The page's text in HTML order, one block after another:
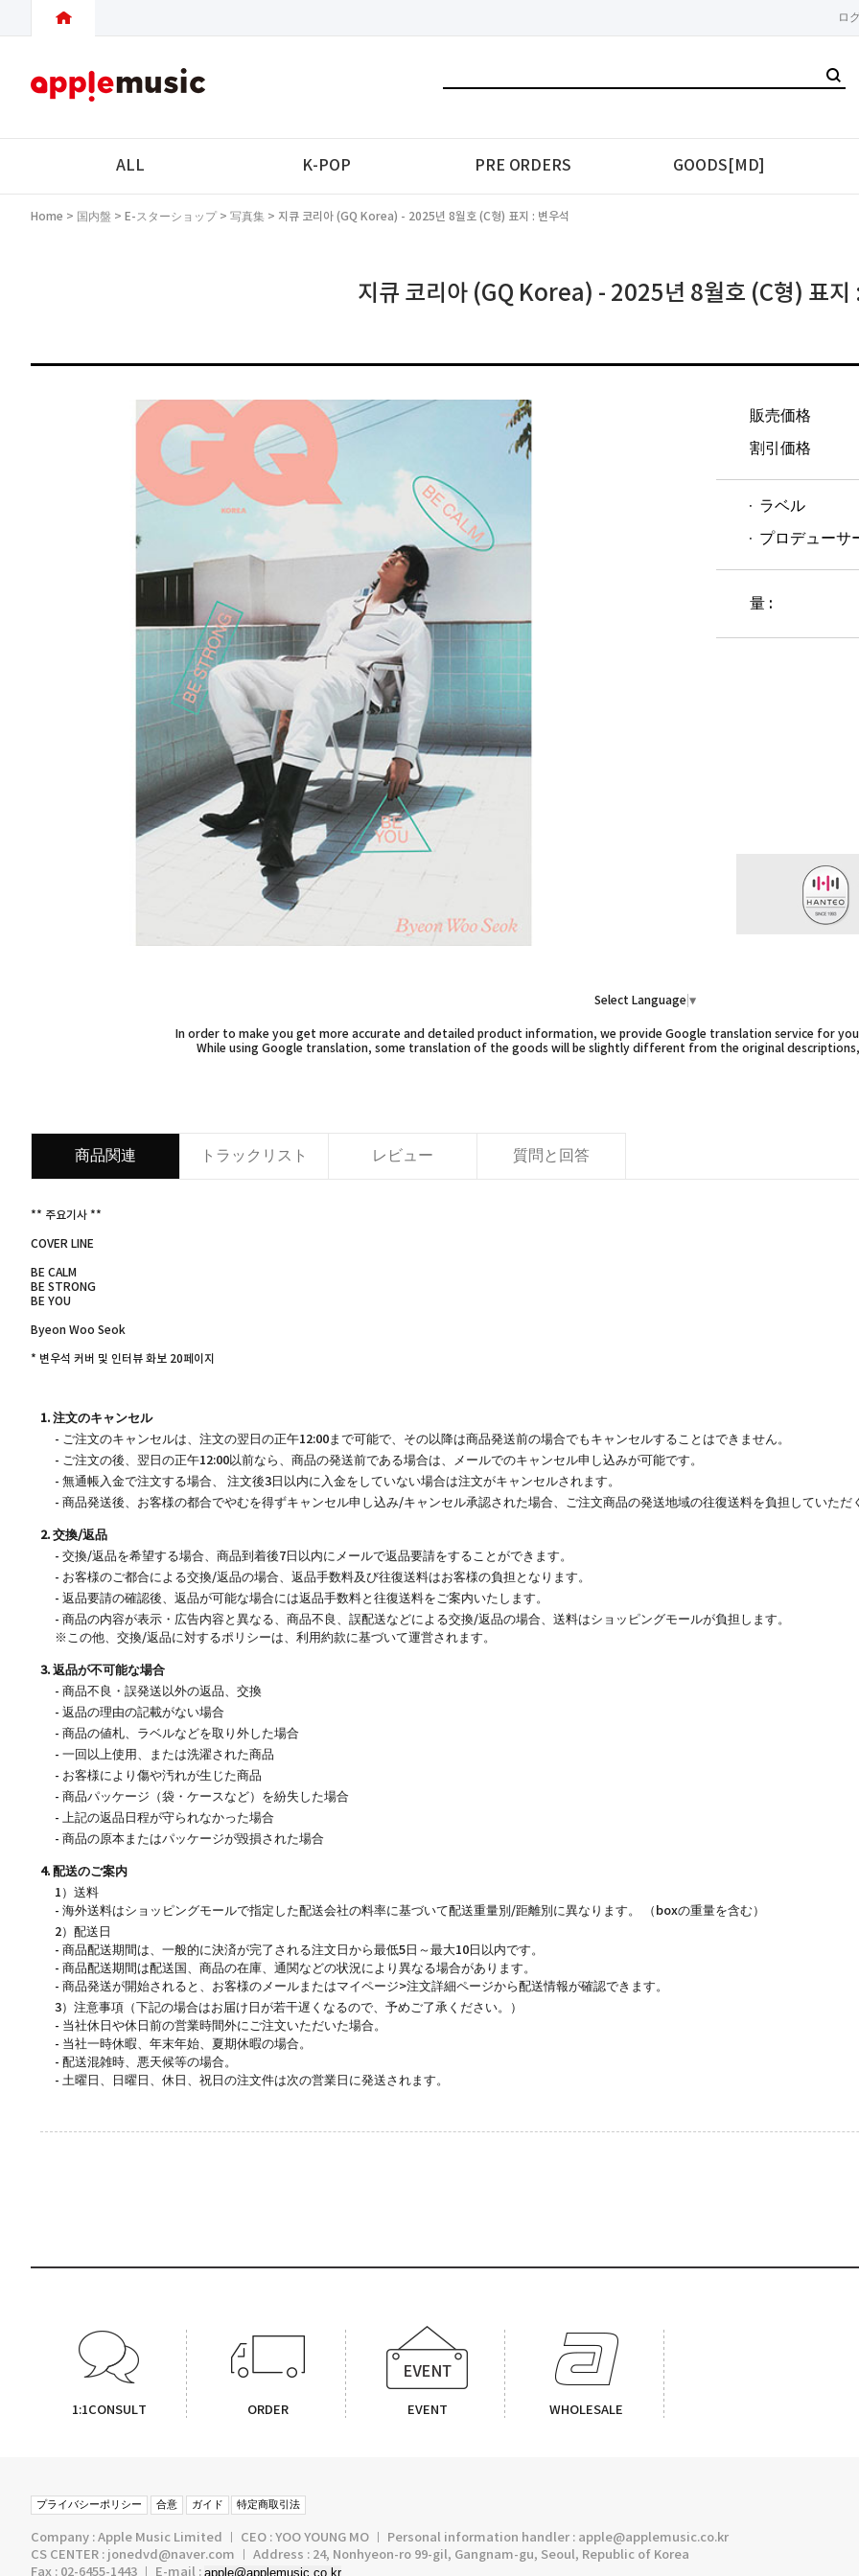
ロ
ALL K-POP PRE ORDERS GOODS[MD]
Home > 国内盤 > E-スターショップ > 写真集 > 지큐 코리아 (GQ Korea) - 2025년 8월호 (C형) 표지 : 변우석
지큐 코리아 (GQ Korea) - 2025년 8월호 (C형) 표지
販売価格
割引価格
ラベル
プロデューサ
量 :
Select Language ▼
In order to make you get more accurate and detailed product information, we provide Google translation service for
While using Google translation, some translation of the goods will be slightly different from the original
商品関連 トラックリスト レビュー 質問と回答
** 주요기사 **
COVER LINE
BE CALM
BE STRONG
BE YOU
Byeon Woo Seok
* 변우석 커버 및 인터뷰 화보 20페이지
1. 注文のキャンセル
- ご注文のキャンセルは、注文の翌日の正午12:00まで可能で、その以降は商品発送前の場合でもキャンセルすることはできません。
- ご注文の後、翌日の正午12:00以前なら、商品の発送前である場合は、メールでのキャンセル申し込みが可能です。
- 無通帳入金で注文する場合、 注文後3日以内に入金をしていない場合は注文がキャンセルされます。
- 商品発送後、お客様の都合でやむを得ずキャンセル申し込み/キャンセル承認された場合、ご注文商品の発送地域の往復送料を負担していただ
2. 交換/返品
- 交換/返品を希望する場合、商品到着後7日以内にメールで返品要請をすることができます。
- お客様のご都合による交換/返品の場合、返品手数料及び往復送料はお客様の負担となります。
- 返品要請の確認後、返品が可能な場合には返品手数料と往復送料をご案内いたします。
- 商品の内容が表示・広告内容と異なる、商品不良、誤配送などによる交換/返品の場合、送料はショッピングモールが負担します。
※この他、交換/返品に対するポリシーは、利用約款に基づいて運営されます。
3. 返品が不可能な場合
- 商品不良・誤発送以外の返品、交換
- 返品の理由の記載がない場合
- 商品の値札、ラベルなどを取り外した場合
- 一回以上使用、または洗濯された商品
- お客様により傷や汚れが生じた商品
- 商品パッケージ（袋・ケースなど）を紛失した場合
- 上記の返品日程が守られなかった場合
- 商品の原本またはパッケージが毀損された場合
4. 配送のご案内
1）送料
- 海外送料はショッピングモールで指定した配送会社の料率に基づいて配送重量別/距離別に異なります。 （boxの重量を含む）
2）配送日
- 商品配送期間は、一般的に決済が完了される注文日から最低5日～最大10日以内です。
- 商品配送期間は配送国、商品の在庫、通関などの状況により異なる場合があります。
- 商品発送が開始されると、お客様のメールまたはマイページ>注文詳細ページから配送情報が確認できます。
3）注意事項（下記の場合はお届け日が若干遅くなるので、予めご了承ください。）
- 当社休日や休日前の営業時間外にご注文いただいた場合。
- 当社一時休暇、年末年始、夏期休暇の場合。
- 配送混雑時、悪天候等の場合。
- 土曜日、日曜日、休日、祝日の注文件は次の営業日に発送されます。
1:1CONSULT ORDER EVENT WHOLESALE
プライバシーポリシー 合意 ガイド 特定商取引法
Company : Apple Music Limited ㅣ CEO : YOO YOUNG MO ㅣ Personal information handler : apple@applemusic.co.kr
CS CENTER : jonedvd@naver.com ㅣ Address : 24, Nonhyeon-ro 99-gil, Gangnam-gu, Seoul, Republic of Korea
Fax : 02-6455-1443 ㅣ E-mail : apple@applemusic.co.kr